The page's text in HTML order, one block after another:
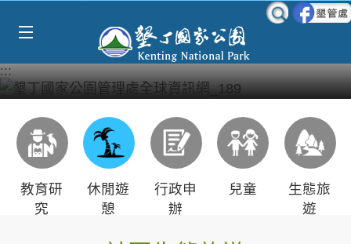
:::
教育研
究
休閒遊
憩
行政申
辦
兒童
生態旅
遊